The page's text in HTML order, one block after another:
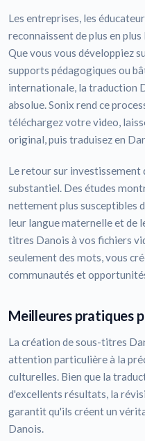
Les entreprises, les
reconnaissent de plus en
Que vous vous développiez
supports pédagogiques ou
internationale, la traduction
absolue. Sonix rend ce
téléchargez votre video,
original, puis traduisez en
Le retour sur
substantiel. Des études
nettement plus susceptibles
leur langue maternelle et de
titres Danois à vos fichiers
seulement des mots, vous
communautés et
Meilleures pratiques
La création de sous-titres
attention particulière à la
culturelles. Bien que la
d'excellents résultats, la
garantit qu'ils créent un
Danois.